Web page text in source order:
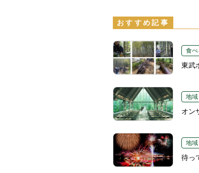
おすすめ記事
食べ
東武
地域
オン
地域
待っ